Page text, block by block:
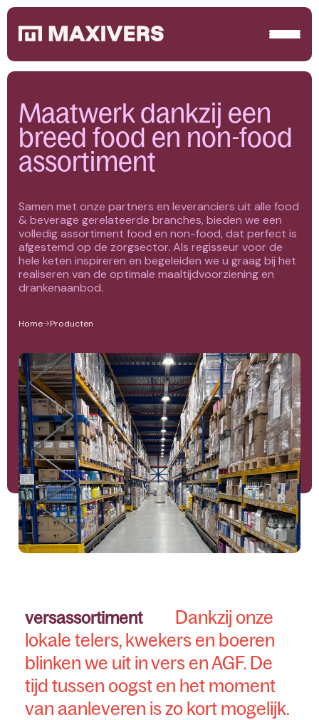
Maatwerk dankzij een
breed food en non-food
assortiment
Home Producten
Samen met onze partners en leveranciers uit alle food
& beverage gerelateerde branches, bieden we een
volledig assortiment food en non-food, dat perfect is
afgestemd op de zorgsector. Als regisseur voor de
hele keten inspireren en begeleiden we u graag bij het
realiseren van de optimale maaltijdvoorziening en
drankenaanbod.
versassortiment
Dankzij onze
lokale telers, kwekers en boeren
blinken we uit in vers en AGF. De
tijd tussen oogst en het moment
van aanleveren is zo kort mogelijk.